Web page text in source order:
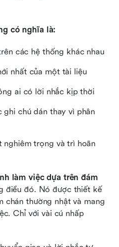
có nghĩa là:
các hệ thống khác nhau
nhất của một tài liệu
ai có lời nhắc kịp thời
ghi chú dán thay vì phân
nghiêm trọng và trì hoãn
làm việc dựa trên đám
điều đó. Nó được thiết kế
chán thường nhật và mang
Chỉ với vài cú nhấp